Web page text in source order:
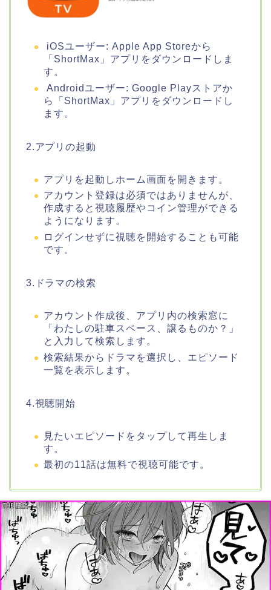
iOSユーザー: Apple App Storeから
「ShortMax」アプリをダウンロードしま
す。
Androidユーザー: Google Playストアか
ら「ShortMax」アプリをダウンロードし
ます。
2.アプリの起動
アプリを起動しホーム画面を開きます。
アカウント登録は必須ではありませんが、
作成すると視聴履歴やコイン管理ができる
ようになります。
ログインせずに視聴を開始することも可能
です。
3.ドラマの検索
アカウント作成後、アプリ内の検索窓に
「わたしの駐車スペース、譲るものか？」
と入力して検索します。
検索結果からドラマを選択し、エピソード
一覧を表示します。
4.視聴開始
見たいエピソードをタップして再生しま
す。
最初の11話は無料で視聴可能です。